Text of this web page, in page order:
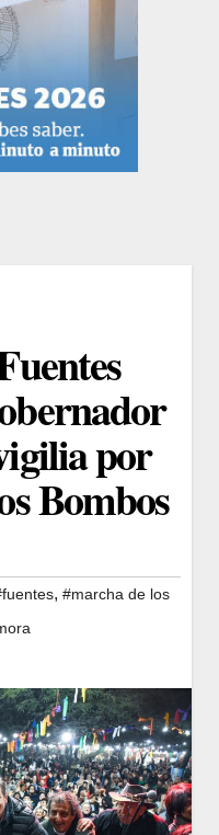
por
Bombos
, #marcha de los